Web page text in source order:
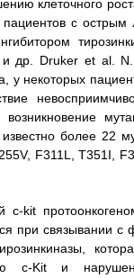
клеточного
с
и др. Druker et al.
у некоторых
более 22
F311L, T351I,
kit
при связывании с
c-Kit и